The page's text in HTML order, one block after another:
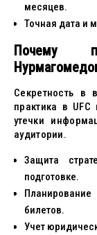
месяцев.
Точная дата и
Почему
Секретность в
практика в UFC
утечки
аудитории.
Защита
подготовке.
билетов.
Учет